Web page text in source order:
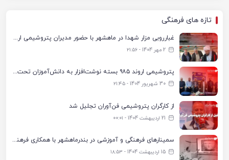
تازه های فرهنگی
غبارروبی مزار شهدا در ماهشهر با حضور مدیران پتروشیمی اروند و مسئولان شهری
2 مهر 1404 - ۲۱:۵۶
پتروشیمی اروند ۹۸۵ بسته نوشت‌افزار به دانش‌آموزان تحت پوشش کمیته امداد بندرماهشهر اهدا کرد
30 شهریور 1404 - ۲۱:۴۵
از کارگران پتروشیمی فن‌آوران تجلیل شد
21 اردیبهشت 1404 - ۰۰:۰۱
سمینارهای فرهنگی و آموزشی در بندرماهشهر با همکاری فرهنگ‌سرای پتروشیمی مارون
15 اردیبهشت 1404 - ۱۸:۵۳